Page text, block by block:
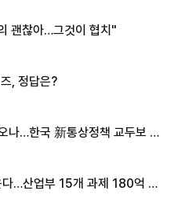
괜찮아…그것이 협치"
, 정답은?
나…한국 新통상정책 교두보 활
다…산업부 15개 과제 180억 지